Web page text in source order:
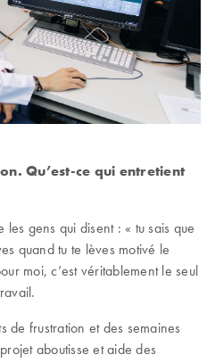
Qu’est-ce qui entretient
les gens qui disent : « tu sais que
quand tu te lèves motivé le
moi, c’est véritablement le seul
de frustration et des semaines
aboutisse et aide des